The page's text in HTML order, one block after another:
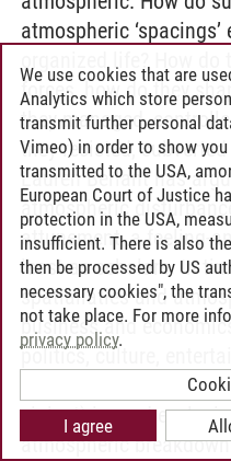
atmospheric
organized life? How
forces, how do they
they managed,
they resisted,
Lauren Berlant has
atmospheric
attunement, a feeling-
least as scholars. In
spatialiaties and
business and
politics, culture,
life) and their affective
violent) in- and
atmospheric
We use cookies that are
Analytics which store
transmit further personal
Vimeo) in order to show
transmitted to the USA,
European Court of Justice
protection in the USA,
insufficient. There is also
then be processed by US
necessary cookies", the
not take place. For more
privacy policy.
I agree